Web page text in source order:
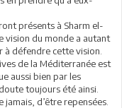
présents à Sharm el-
vision du monde a autant
défendre cette vision.
de la Méditerranée est
aussi bien par les
toujours été ainsi.
d’être repensées.